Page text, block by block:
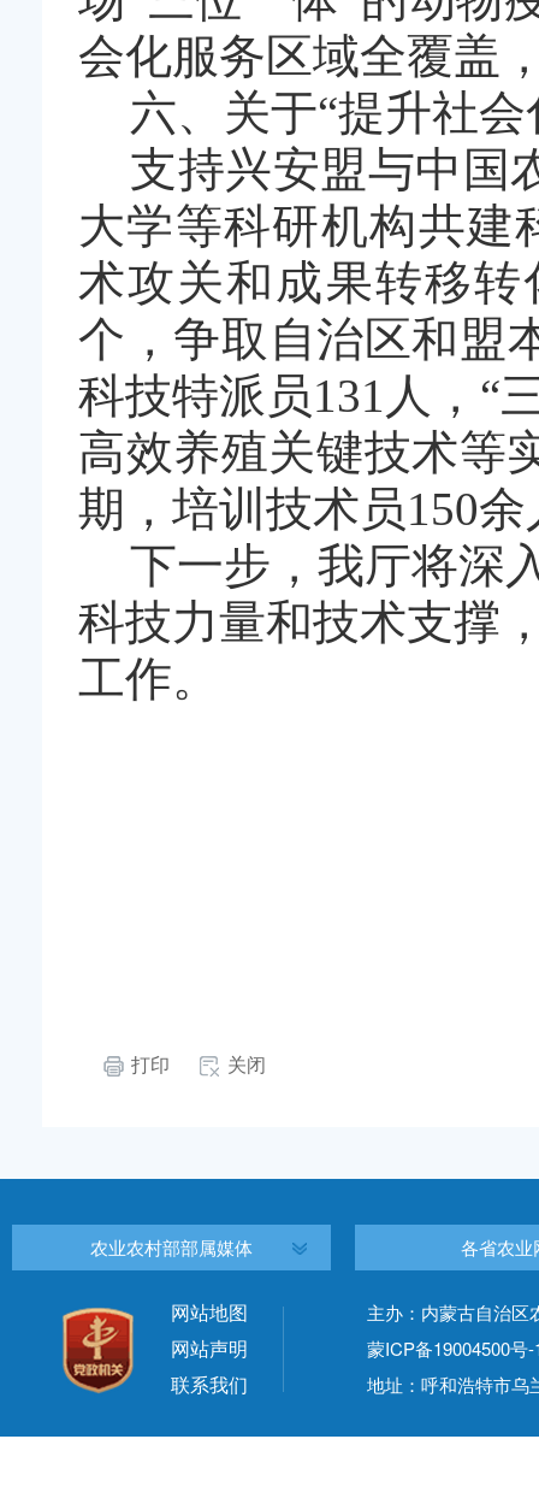
会化服务区域全覆盖
六、关于“提升社
支持兴安盟与中国
大学等科研机构共建
术攻关和成果转移
个，争取自治区和盟
科技特派员131 人， “
高效养殖关键技术等
期，培训技术员150余
下一步，我厅将深
科技力量和技术支撑
工作。
打印 关闭
农业农村部部属媒体 各省农业
网站地图
网站声明
联系我们
主办：内蒙古自治
蒙ICP备19004500号-
地址：呼和浩特市